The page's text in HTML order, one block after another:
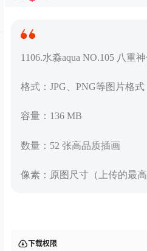
1106.水淼aqua NO.105 八重
格式：JPG、PNG等图片格式
容量：136 MB
数量：52 张高品质插画
像素：原图尺寸（上传的最高
下载权限